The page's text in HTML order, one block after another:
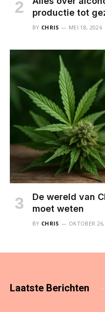
productie tot
BY CHRIS MEI 18, 2026
De wereld van
moet weten
BY CHRIS OKTOBER
Laatste Berichten